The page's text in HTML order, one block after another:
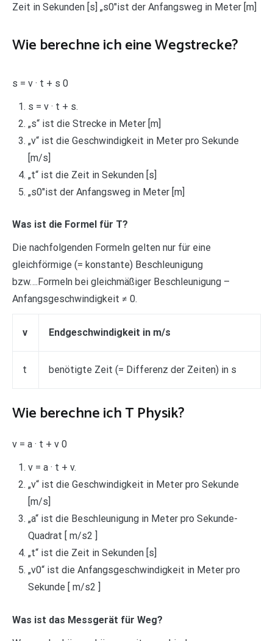
Zeit in Sekunden [s] „s0″ist der Anfangsweg in Meter [m]
Wie berechne ich eine Wegstrecke?
s = v · t + s 0
s = v · t + s.
„s“ ist die Strecke in Meter [m]
„v“ ist die Geschwindigkeit in Meter pro Sekunde
[m/s]
„t“ ist die Zeit in Sekunden [s]
„s0″ist der Anfangsweg in Meter [m]
Was ist die Formel für T?
Die nachfolgenden Formeln gelten nur für eine
gleichförmige (= konstante) Beschleunigung
bzw….Formeln bei gleichmäßiger Beschleunigung –
Anfangsgeschwindigkeit ≠ 0.
v Endgeschwindigkeit in m/s
t benötigte Zeit (= Differenz der Zeiten) in s
Wie berechne ich T Physik?
v = a · t + v 0
v = a · t + v.
„v“ ist die Geschwindigkeit in Meter pro Sekunde
[m/s]
„a“ ist die Beschleunigung in Meter pro Sekunde-
Quadrat [ m/s2 ]
„t“ ist die Zeit in Sekunden [s]
„v0“ ist die Anfangsgeschwindigkeit in Meter pro
Sekunde [ m/s2 ]
Was ist das Messgerät für Weg?